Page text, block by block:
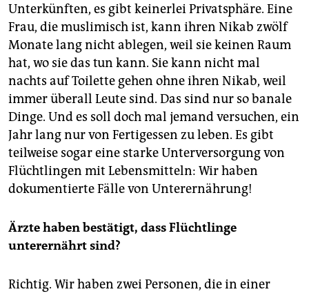
Unterkünften, es gibt keinerlei Privatsphäre. Eine
Frau, die muslimisch ist, kann ihren Nikab zwölf
Monate lang nicht ablegen, weil sie keinen Raum
hat, wo sie das tun kann. Sie kann nicht mal
nachts auf Toilette gehen ohne ihren Nikab, weil
immer überall Leute sind. Das sind nur so banale
Dinge. Und es soll doch mal jemand versuchen, ein
Jahr lang nur von Fertigessen zu leben. Es gibt
teilweise sogar eine starke Unterversorgung von
Flüchtlingen mit Lebensmitteln: Wir haben
dokumentierte Fälle von Unterernährung!
Ärzte haben bestätigt, dass Flüchtlinge
unterernährt sind?
Richtig. Wir haben zwei Personen, die in einer